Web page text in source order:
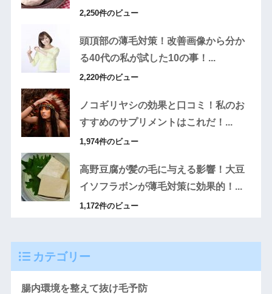
2,250件のビュー
頭頂部の薄毛対策！改善画像から分か
る40代の私が試した10の事！...
2,220件のビュー
ノコギリヤシの効果と口コミ！私のお
すすめのサプリメントはこれだ！...
1,974件のビュー
高野豆腐が髪の毛に与える影響！大豆
イソフラボンが薄毛対策に効果的！...
1,172件のビュー
カテゴリー
腸内環境を整えて抜け毛予防